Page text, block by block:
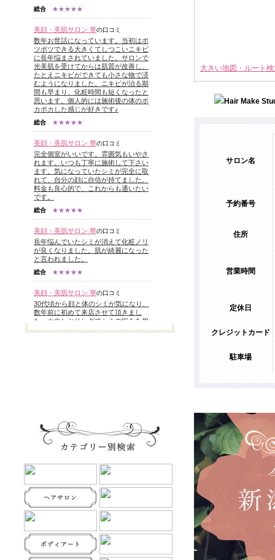
大きい地図・ルート
サロン名
予約番号
住所
営業時間
定休日
クレジットカード
駐車場
総合 ★★★★★
美顔・美肌サロン 華の口コミ
数年お世話になっています。当初はポ
ツポツできる大きくてしつこいニキビ
に長年悩まされていました。サロンで
光美肌を受けてからは肌質が改善し、
たとえニキビができても小さな物で済
むようになりました。ニキビが治る期
間も早まり、化粧時間も短くなったと
思います。個人的には施術後の体のポ
カポカした感じが好きです♪
総合 ★★★★★
美顔・美肌サロン 華の口コミ
完全個室がいいです。雰囲気もいやさ
れます。いつも丁寧に施術して下さい
ます。気になっていたシミが完全に取
れて、自分の顔に自信が持てました。
料金も良心的で、これからも通いたい
です。
総合 ★★★★★
美顔・美肌サロン 華の口コミ
長年悩んでいたシミが消えて化粧ノリ
が良くなりました。肌が綺麗になった
と言われました。
総合 ★★★★★
美顔・美肌サロン 華の口コミ
30代頃から顔と体のシミが気になり、
数年前に初めて来店させて頂きまし
た。カウンセリングでシミの悩みを相
談し、今は１～２ヶ月に１回の施術で
美顔・美肌サロン 華の口コミ
子供の頃からホクロが出来やすく、自
分の顔を鏡で見てはため息をついて悩
んでいました。時には気に入らない写
真を捨てることも…。大人になり結婚
が決まった時、結婚式だけはどうして
も自信を持って迎えたいと思ったこと
をきっかけに来店しました。長年の悩
みが消え、安心して大切な日を過ごす
ことができました。いつも優し…
総合 ★★★★
美顔・美肌サロン 華 の口コミ